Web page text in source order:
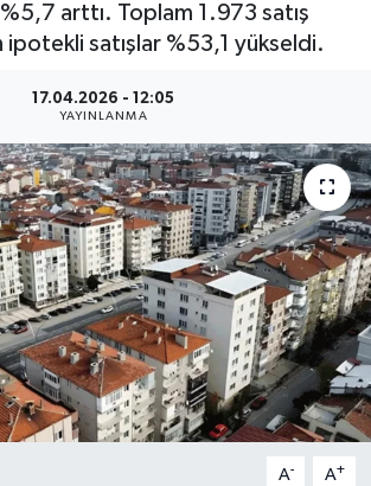
%5,7 arttı. Toplam 1.973 satış
satışlar %53,1 yükseldi.
17.04.2026 - 12:05
YAYINLANMA
A- A+
Haberleri